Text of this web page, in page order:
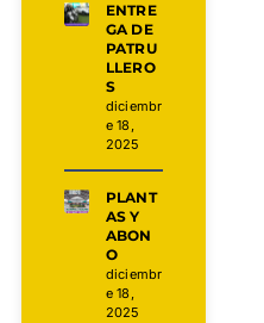
ENTRE
GA DE
PATRU
LLERO
S
diciembr
e 18,
2025
PLANT
AS Y
ABON
O
diciembr
e 18,
2025